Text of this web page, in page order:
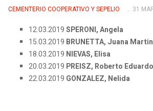
CEMENTERIO COOPERATIVO Y SEPELIO 31
12.03.2019SPERONI, Angela
15.03.2019 BRUNETTA, Juana
18.03.2019 NIEVAS, Elisa
20.03.2019 PREISZ, Roberto Eduardo
22.03.2019 GONZALEZ, Nelida